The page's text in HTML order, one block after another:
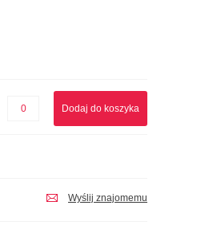
Dodaj do koszyka
Wyślij znajomemu